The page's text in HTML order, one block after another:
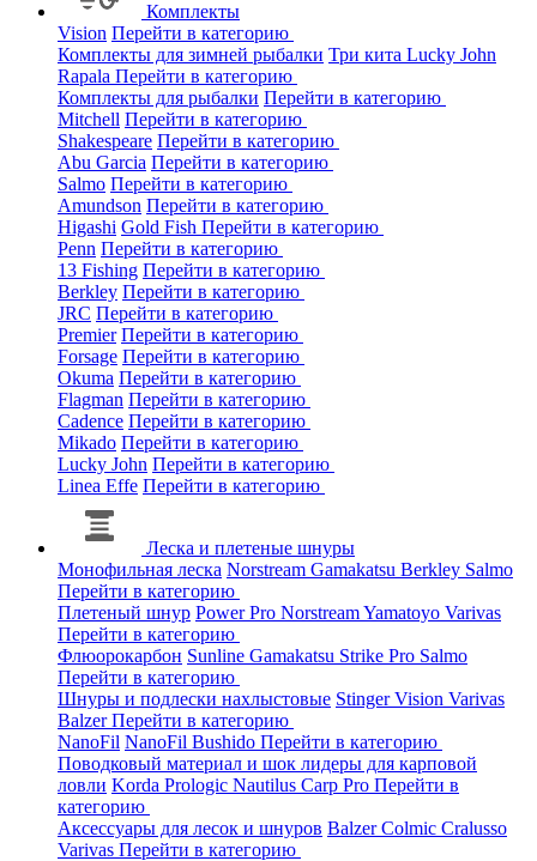
Комплекты
Vision Перейти в категорию
Комплекты для зимней рыбалки Три кита Lucky John
Rapala Перейти в категорию
Комплекты для рыбалки Перейти в категорию
Mitchell Перейти в категорию
Shakespeare Перейти в категорию
Abu Garcia Перейти в категорию
Salmo Перейти в категорию
Amundson Перейти в категорию
Higashi Gold Fish Перейти в категорию
Penn Перейти в категорию
13 Fishing Перейти в категорию
Berkley Перейти в категорию
JRC Перейти в категорию
Premier Перейти в категорию
Forsage Перейти в категорию
Okuma Перейти в категорию
Flagman Перейти в категорию
Cadence Перейти в категорию
Mikado Перейти в категорию
Lucky John Перейти в категорию
Linea Effe Перейти в категорию
Леска и плетеные шнуры
Монофильная леска Norstream Gamakatsu Berkley Salmo
Перейти в категорию
Плетеный шнур Power Pro NorstreamYamatoyo Varivas
Перейти в категорию
Флюорокарбон Sunline Gamakatsu Strike Pro Salmo
Перейти в категорию
Шнуры и подлески нахлыстовые StingerVision Varivas
BalzerПерейти в категорию
NanoFil NanoFil Bushido Перейти в категорию
Поводковый материал и шок лидеры для карповой
ловли Korda Prologic Nautilus Carp Pro Перейти в
категорию
Аксессуары для лесок и шнуров BalzerColmic Cralusso
Varivas Перейти в категорию